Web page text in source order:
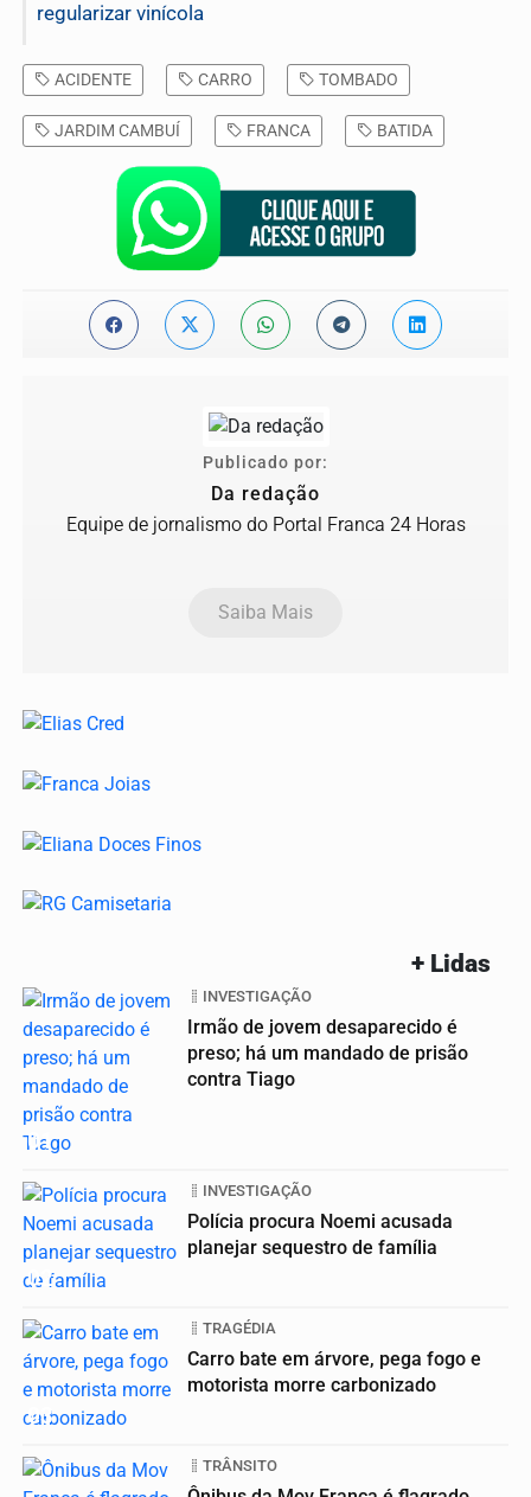
regularizar vinícola
ACIDENTE CARRO TOMBADO
JARDIM CAMBUÍ FRANCA BATIDA
Publicado por:
Da redação
Equipe de jornalismo do Portal Franca 24 Horas
Saiba Mais
+ Lidas
01
INVESTIGAÇÃO
Irmão de jovem desaparecido é
preso; há um mandado de prisão
contra Tiago
02
INVESTIGAÇÃO
Polícia procura Noemi acusada
planejar sequestro de família
03
TRAGÉDIA
Carro bate em árvore, pega fogo e
motorista morre carbonizado
TRÂNSITO